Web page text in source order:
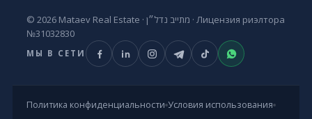
© 2026 Mataev Real Estate · מתייב נדל״ן · Лицензия риэлтора
№31032830
МЫ В СЕТИ
Политика конфиденциальности Условия использования